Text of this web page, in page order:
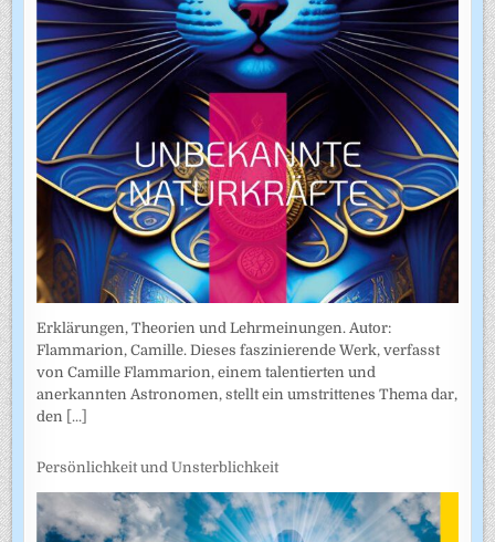
Erklärungen, Theorien und Lehrmeinungen. Autor:
Flammarion, Camille. Dieses faszinierende Werk, verfasst
von Camille Flammarion, einem talentierten und
anerkannten Astronomen, stellt ein umstrittenes Thema dar,
den [...]
Persönlichkeit und Unsterblichkeit